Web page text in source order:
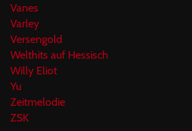
Vanes
Varley
Versengold
Welthits auf Hessisch
Willy Eliot
Yu
Zeitmelodie
ZSK